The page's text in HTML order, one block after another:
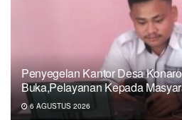
Penyegelan Kantor Desa
Buka,Pelayanan Kepada
6 AGUSTUS 2026